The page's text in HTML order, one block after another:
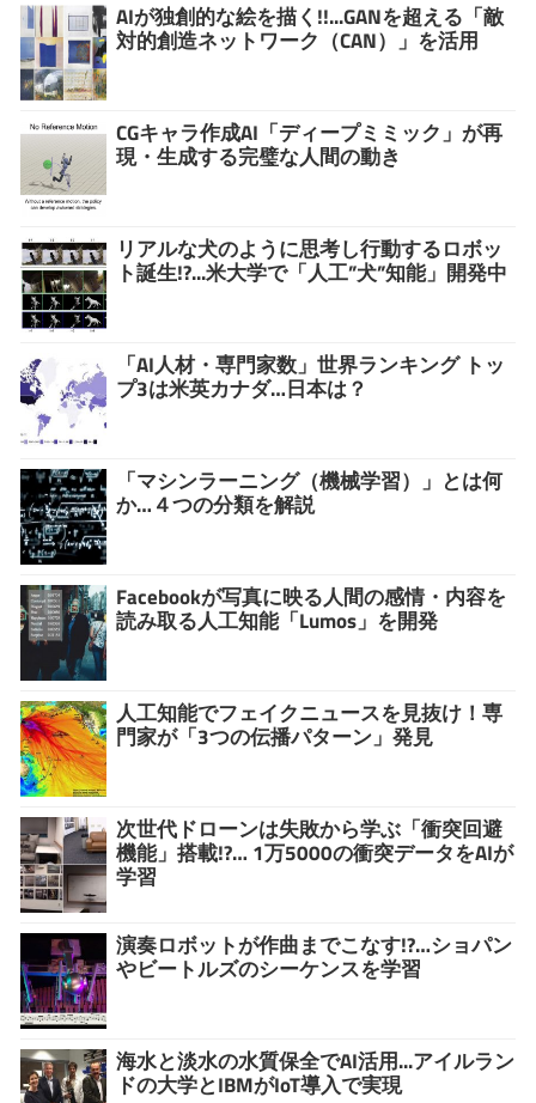
AIが独創的な絵を描く!!...GANを超える「敵
対的創造ネットワーク（CAN）」を活用
CGキャラ作成AI「ディープミミック」が再
現・生成する完璧な人間の動き
リアルな犬のように思考し行動するロボッ
ト誕生!?...米大学で「人工”犬”知能」開発中
「AI人材・専門家数」世界ランキング トッ
プ3は米英カナダ…日本は？
「マシンラーニング（機械学習）」とは何
か…４つの分類を解説
Facebookが写真に映る人間の感情・内容を
読み取る人工知能「Lumos」を開発
人工知能でフェイクニュースを見抜け！専
門家が「3つの伝播パターン」発見
次世代ドローンは失敗から学ぶ「衝突回避
機能」搭載!?… 1万5000の衝突データをAIが
学習
演奏ロボットが作曲までこなす!?…ショパン
やビートルズのシーケンスを学習
海水と淡水の水質保全でAI活用...アイルラン
ドの大学とIBMがIoT導入で実現